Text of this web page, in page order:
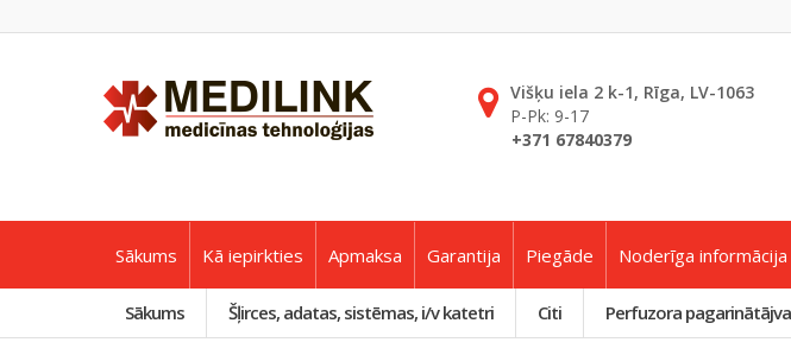
Višķu iela 2 k-1, Rīga, LV-1063
P-Pk: 9-17
+371 67840379
Sākums Kā iepirkties Apmaksa Garantija Piegāde Noderīga informācija
Sākums Šļirces, adatas, sistēmas, i/v katetri Citi Perfuzora